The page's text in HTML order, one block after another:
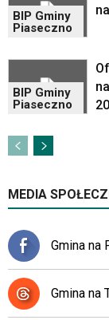
Google
Maps
formie
ramek.
te
obsługiwane
za
pomocą
strzałek
lub
odpowiadających
im
skrótów
BIP Gminy
Piaseczno
BIP Gminy
Piaseczno
MEDIA
Gmina na
Gmina na